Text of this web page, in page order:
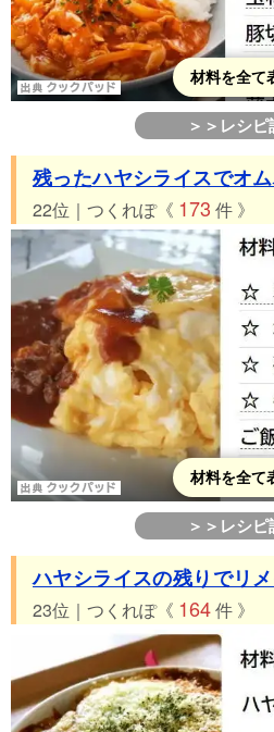
材料を全て
＞＞レシピ
残ったハヤシライスでオ
22位｜つくれぽ《 173 件 》
材料を全て
＞＞レシピ
ハヤシライスの残りでリ
23位｜つくれぽ《 164件 》